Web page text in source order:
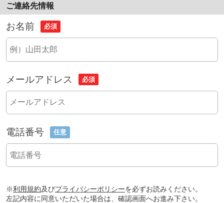
ご連絡先情報
お名前 必須
メールアドレス 必須
電話番号 任意
※利用規約及びプライバシーポリシーを必ずお読みください。
左記内容に同意いただいた場合は、確認画面へお進み下さい。